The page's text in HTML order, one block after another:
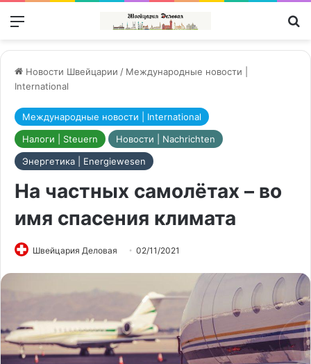
Меню
Новости Швейцарии / Международные новости |
International
Международные новости | International
Налоги | Steuern
Новости | Nachrichten
Энергетика | Energiewesen
На частных самолётах – во
имя спасения климата
Швейцария Деловая 02/11/2021